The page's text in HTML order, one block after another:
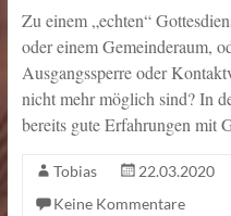
Zu einem „echten“
oder einem Gemeinderaum,
Ausgangssperre oder
nicht mehr möglich sind? In
bereits gute Erfahrungen mit
Tobias 22.03.2020
Keine Kommentare